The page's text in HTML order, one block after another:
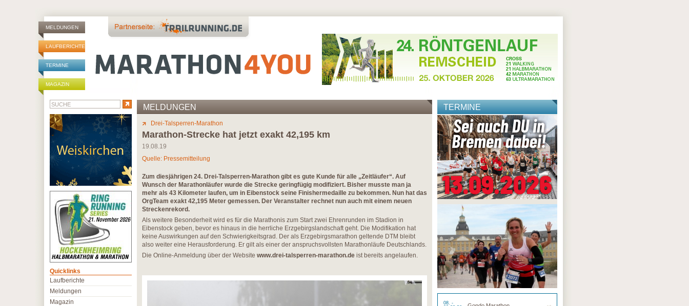
MELDUNGEN
LAUFBERICHTE
TERMINE
MAGAZIN
MELDUNGEN
Drei-Talsperren-Marathon
Marathon-Strecke hat jetzt exakt 42,195 km
19.08.19
Quelle: Pressemitteilung
Zum diesjährigen 24. Drei-Talsperren-Marathon gibt es gute Kunde für alle „Zeitläufer“. Auf
Wunsch der Marathonläufer wurde die Strecke geringfügig modifiziert. Bisher musste man ja
mehr als 43 Kilometer laufen, um in Eibenstock seine Finishermedaille zu bekommen. Nun hat das
OrgTeam exakt 42,195 Meter gemessen. Der Veranstalter rechnet nun auch mit einem neuen
Streckenrekord.
Als weitere Besonderheit wird es für die Marathonis zum Start zwei Ehrenrunden im Stadion in
Eibenstock geben, bevor es hinaus in die herrliche Erzgebirgslandschaft geht. Die Modifikation hat
keine Auswirkungen auf den Schwierigkeitsgrad. Der als Erzgebirgsmarathon geltende DTM bleibt
also weiter eine Herausforderung. Er gilt als einer der anspruchsvollsten Marathonläufe Deutschlands.
Die Online-Anmeldung über der Website www.drei-talsperren-marathon.de ist bereits angelaufen.
TERMINE
08. -
Quicklinks
Laufberichte
Meldungen
Magazin